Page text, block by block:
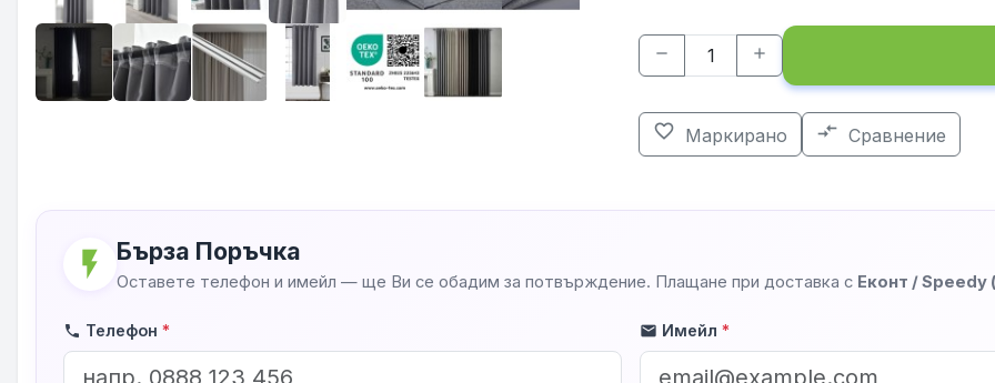
remove add
favorite_border Маркирано compare_arrows Сравнение
flash_on Бърза Поръчка
Оставете телефон и имейл — ще Ви се обадим за потвърждение. Плащане при доставка с Еконт / Speedy
phone Телефон * mail Имейл*